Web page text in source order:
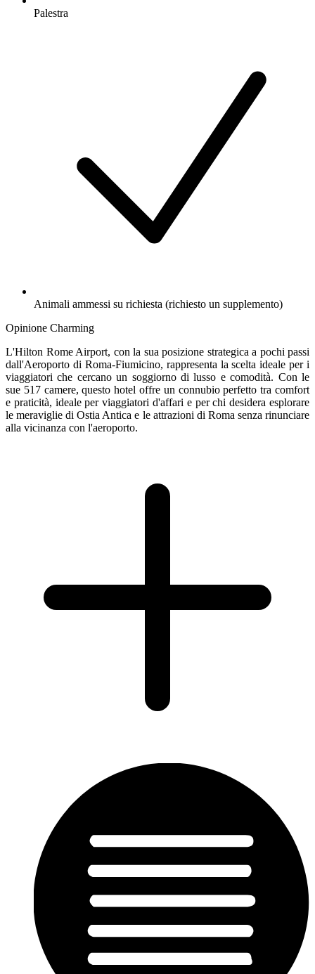
Palestra
Animali ammessi su richiesta (richiesto un supplemento)
Opinione Charming
L'Hilton Rome Airport, con la sua posizione strategica a pochi passi
dall'Aeroporto di Roma-Fiumicino, rappresenta la scelta ideale per i
viaggiatori che cercano un soggiorno di lusso e comodità. Con le
sue 517 camere, questo hotel offre un connubio perfetto tra comfort
e praticità, ideale per viaggiatori d'affari e per chi desidera esplorare
le meraviglie di Ostia Antica e le attrazioni di Roma senza rinunciare
alla vicinanza con l'aeroporto.